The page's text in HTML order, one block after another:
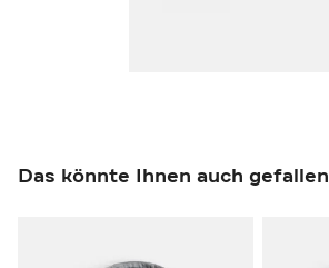
Das könnte Ihnen auch gefallen